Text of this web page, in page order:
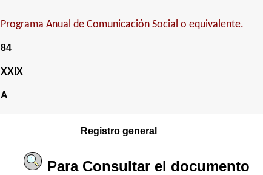
Programa Anual de Comunicación Social o equivalente.
84
XXIX
A
Registro general
Para Consultarel documento